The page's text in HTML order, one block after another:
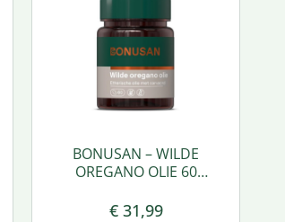
BONUSAN – WILDE
OREGANO OLIE 60
€31,99